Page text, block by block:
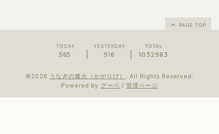
PAGE TOP
TODAY
565
YESTERDAY
916
TOTAL
1032983
©2026 うなぎの篝火（かがりび） . All Rights Reserved.
Powered by グーペ / 管理ページ